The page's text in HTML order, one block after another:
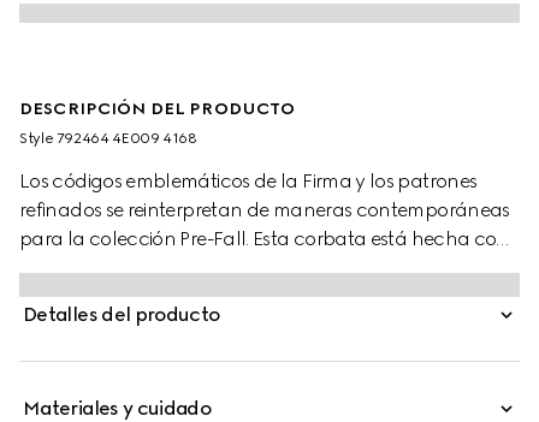
DESCRIPCIÓN DEL PRODUCTO
Style ‎792464 4E009 4168
Los códigos emblemáticos de la Firma y los patrones
refinados se reinterpretan de maneras contemporáneas
para la colección Pre-Fall. Esta corbata está hecha con
un diseño jacquard de seda con el logotipo de Gucci y
cuenta con una etiqueta de abeja Gucci en el reverso.
Detalles del producto
Materiales y cuidado